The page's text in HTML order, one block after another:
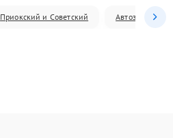
Приокский и Советский Автозаводский